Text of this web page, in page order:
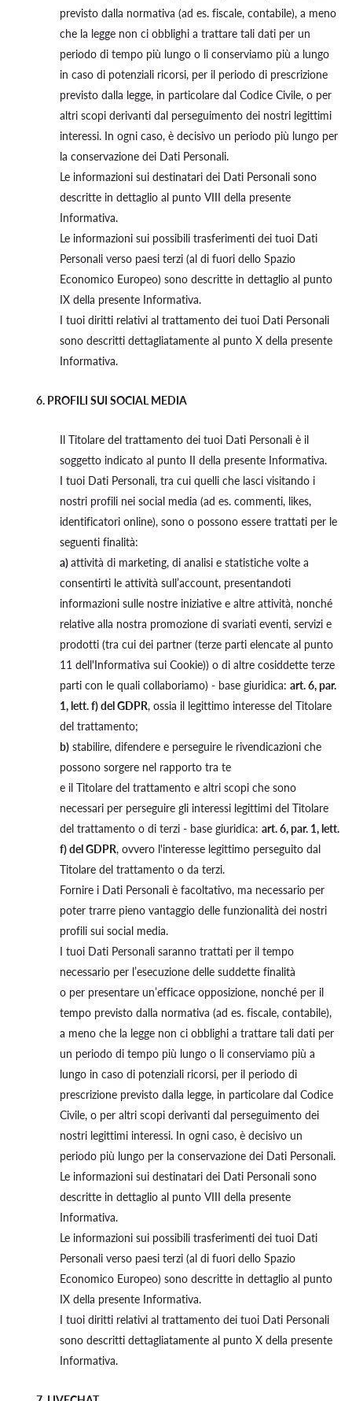
previsto dalla normativa (ad es. fiscale, contabile), a meno
che la legge non ci obblighi a trattare tali dati per un
periodo di tempo più lungo o li conserviamo più a lungo
in caso di potenziali ricorsi, per il periodo di prescrizione
previsto dalla legge, in particolare dal Codice Civile, o per
altri scopi derivanti dal perseguimento dei nostri legittimi
interessi. In ogni caso, è decisivo un periodo più lungo per
la conservazione dei Dati Personali.
Le informazioni sui destinatari dei Dati Personali sono
descritte in dettaglio al punto VIII della presente
Informativa.
Le informazioni sui possibili trasferimenti dei tuoi Dati
Personali verso paesi terzi (al di fuori dello Spazio
Economico Europeo) sono descritte in dettaglio al punto
IX della presente Informativa.
I tuoi diritti relativi al trattamento dei tuoi Dati Personali
sono descritti dettagliatamente al punto X della presente
Informativa.
6. PROFILI SUI SOCIAL MEDIA
Il Titolare del trattamento dei tuoi Dati Personali è il
soggetto indicato al punto II della presente Informativa.
I tuoi Dati Personali, tra cui quelli che lasci visitando i
nostri profili nei social media (ad es. commenti, likes,
identificatori online), sono o possono essere trattati per le
seguenti finalità:
a)attività di marketing, di analisi e statistiche volte a
consentirti le attività sull’account, presentandoti
informazioni sulle nostre iniziative e altre attività, nonché
relative alla nostra promozione di svariati eventi, servizi e
prodotti (tra cui dei partner (terze parti elencate al punto
11 dell'Informativa sui Cookie)) o di altre cosiddette terze
parti con le quali collaboriamo) - base giuridica: art. 6, par.
1, lett. f) del GDPR, ossia il legittimo interesse del Titolare
del trattamento;
b) stabilire, difendere e perseguire le rivendicazioni che
possono sorgere nel rapporto tra te
e il Titolare del trattamento e altri scopi che sono
necessari per perseguire gli interessi legittimi del Titolare
del trattamento o di terzi - base giuridica: art. 6, par. 1, lett.
f) del GDPR, ovvero l'interesse legittimo perseguito dal
Titolare del trattamento o da terzi.
Fornire i Dati Personali è facoltativo, ma necessario per
poter trarre pieno vantaggio delle funzionalità dei nostri
profili sui social media.
I tuoi Dati Personali saranno trattati per il tempo
necessario per l’esecuzione delle suddette finalità
o per presentare un’efficace opposizione, nonché per il
tempo previsto dalla normativa (ad es. fiscale, contabile),
a meno che la legge non ci obblighi a trattare tali dati per
un periodo di tempo più lungo o li conserviamo più a
lungo in caso di potenziali ricorsi, per il periodo di
prescrizione previsto dalla legge, in particolare dal Codice
Civile, o per altri scopi derivanti dal perseguimento dei
nostri legittimi interessi. In ogni caso, è decisivo un
periodo più lungo per la conservazione dei Dati Personali.
Le informazioni sui destinatari dei Dati Personali sono
descritte in dettaglio al punto VIII della presente
Informativa.
Le informazioni sui possibili trasferimenti dei tuoi Dati
Personali verso paesi terzi (al di fuori dello Spazio
Economico Europeo) sono descritte in dettaglio al punto
IX della presente Informativa.
I tuoi diritti relativi al trattamento dei tuoi Dati Personali
sono descritti dettagliatamente al punto X della presente
Informativa.